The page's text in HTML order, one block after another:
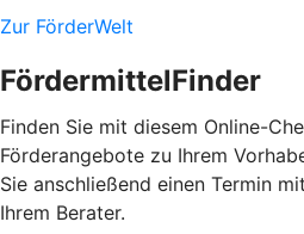
Zur FörderWelt
FördermittelFinder
Finden Sie mit diesem Online-
Förderangebote zu Ihrem
Sie anschließend einen Termin
Ihrem Berater.